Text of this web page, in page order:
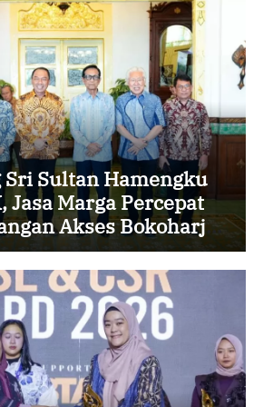
Sultan Hamengku
Jasa Marga Percepat
Akses Bokoharjo
untuk Dukung
DIY